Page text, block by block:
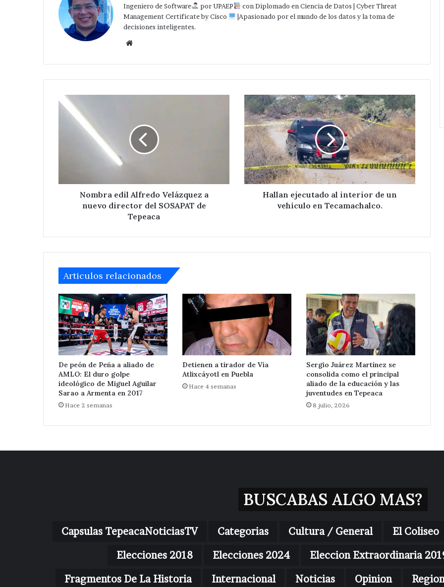
Ingeniero de Software por UPAEP
con Diplomado en Ciencia de Datos | Cyber Threat
Management Certificate by Cisco
|Apasionado por el mundo de los datos y la toma de
decisiones inteligentes.
Nombra
edil
Alfredo
Velázquez
SOSAPAT
Tepeaca
Nombra edil Alfredo Velázquez a
nuevo director del SOSAPAT de
Tepeaca
Hallan
ejecutado
al
interior
de
un
vehículo
en
Tecamachalco.
Hallan ejecutado al interior de un
vehículo en Tecamachalco.
Articulos relacionados
De peón de Peña a aliado de
AMLO: El duro golpe
ideológico de Miguel Aguilar
Sarao a Armenta en 2017
Hace 2 semanas
Detienen a tirador de Vía
Atlixcáyotl en Puebla
Hace 4 semanas
Sergio Juárez Martínez se
consolida como el principal
aliado de la educación y las
juventudes en Tepeaca
8 julio, 2026
agosto.
BUSCABAS ALGO MAS?
Capsulas TepeacaNoticiasTV Categorias Cultura / General El Coliseo
Elecciones 2018
Elecciones 2024 Eleccion Extraordinaria
Fragmentos De La Historia
Internacional Noticias Opinion